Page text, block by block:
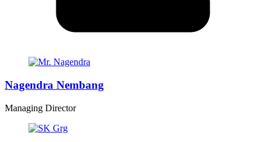
Nagendra Nembang
Managing Director